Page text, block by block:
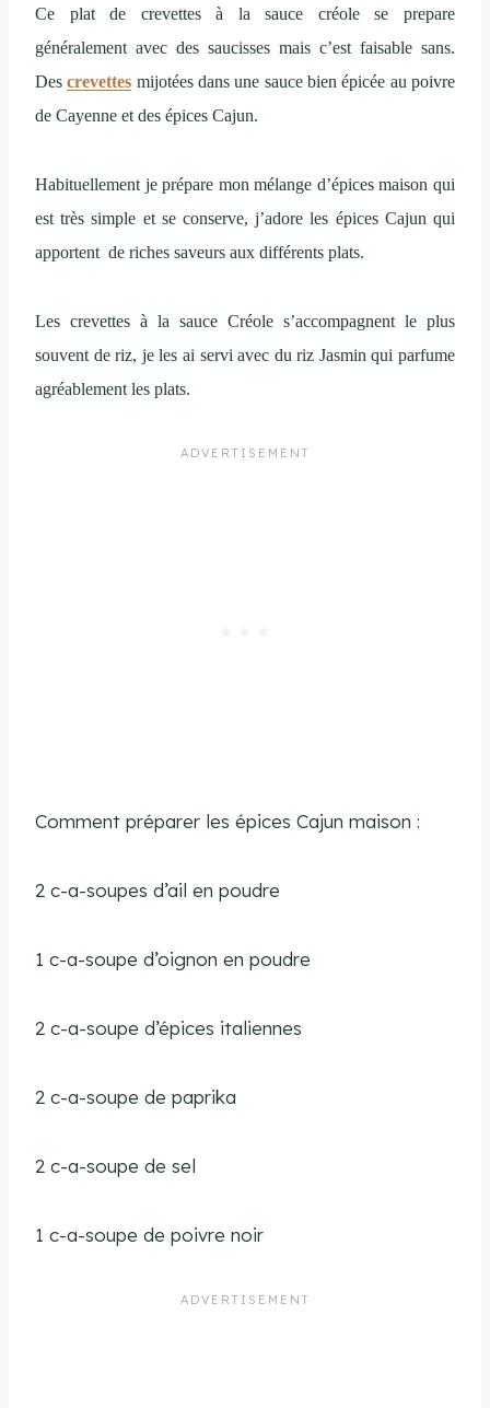
Ce plat de crevettes à la sauce créole se prepare
généralement avec des saucisses mais c’est faisable sans.
Descrevettes mijotées dans une sauce bien épicée au poivre
de Cayenne et des épices Cajun.
Habituellement je prépare mon mélange d’épices maison qui
est très simple et se conserve, j’adore les épices Cajun qui
apportent de riches saveurs aux différents plats.
Les crevettes à la sauce Créole s’accompagnent le plus
souvent de riz, je les ai servi avec du riz Jasmin qui parfume
agréablement les plats.
Comment préparer les épices Cajun maison :
2 c-a-soupes d’ail en poudre
1 c-a-soupe d’oignon en poudre
2 c-a-soupe d’épices italiennes
2 c-a-soupe de paprika
2 c-a-soupe de sel
1 c-a-soupe de poivre noir